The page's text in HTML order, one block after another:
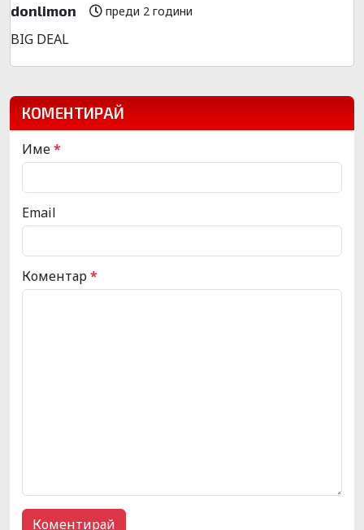
donlimon преди 2 години
BIG DEAL
КОМЕНТИРАЙ
Име*
Email
Коментар*